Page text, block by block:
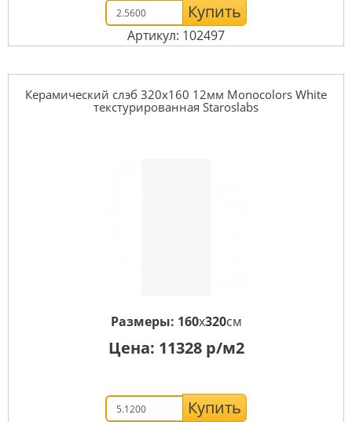
Купить
Артикул: 102497
Керамический слэб 320x160 12мм Monocolors White
текстурированная Staroslabs
Размеры: 160x320см
Цена: 11328р/м2
Купить